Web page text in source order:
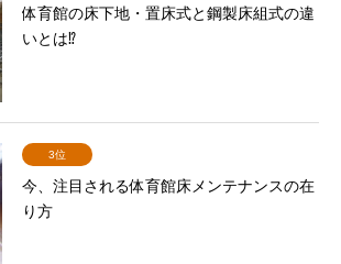
体育館の床下地・置床式と鋼製床組式の違
いとは⁉
3位
今、注目される体育館床メンテナンスの在
り方